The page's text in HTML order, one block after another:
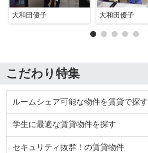
大和田優子 大和田優子
こだわり特集
ルームシェア可能な物件を賃貸で探す
学生に最適な賃貸物件を探す
セキュリティ抜群！の賃貸物件